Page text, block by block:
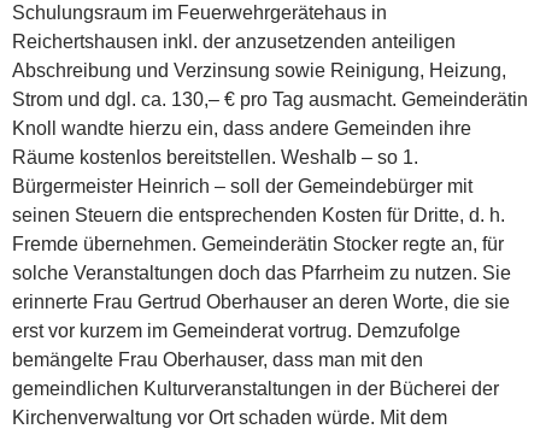
Schulungsraum im Feuerwehrgerätehaus in
Reichertshausen inkl. der anzusetzenden anteiligen
Abschreibung und Verzinsung sowie Reinigung, Heizung,
Strom und dgl. ca. 130,– € pro Tag ausmacht. Gemeinderätin
Knoll wandte hierzu ein, dass andere Gemeinden ihre
Räume kostenlos bereitstellen. Weshalb – so 1.
Bürgermeister Heinrich – soll der Gemeindebürger mit
seinen Steuern die entsprechenden Kosten für Dritte, d. h.
Fremde übernehmen. Gemeinderätin Stocker regte an, für
solche Veranstaltungen doch das Pfarrheim zu nutzen. Sie
erinnerte Frau Gertrud Oberhauser an deren Worte, die sie
erst vor kurzem im Gemeinderat vortrug. Demzufolge
bemängelte Frau Oberhauser, dass man mit den
gemeindlichen Kulturveranstaltungen in der Bücherei der
Kirchenverwaltung vor Ort schaden würde. Mit dem